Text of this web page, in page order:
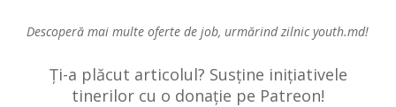
Descoperă mai multe oferte de job, urmărind zilnicyouth.md!
Ți-a plăcut articolul? Susține inițiativele
tinerilor cu o donație pe Patreon!